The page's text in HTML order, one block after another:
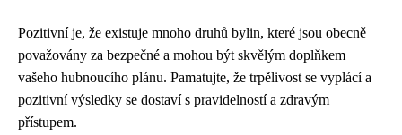
Pozitivní je, že existuje mnoho druhů bylin, které jsou obecně
považovány za bezpečné a mohou být skvělým doplňkem
vašeho hubnoucího plánu. Pamatujte, že trpělivost se vyplácí a
pozitivní výsledky se dostaví s pravidelností a zdravým
přístupem.